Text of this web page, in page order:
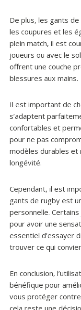
De plus, les gants
les coupures et les
plein match, il est
joueurs ou avec le
offrent une couche
blessures aux mains.
Il est important de
s’adaptent
confortables et
pour ne pas
modèles durables
longévité.
Cependant, il est
gants de rugby est
personnelle.
pour avoir une
essentiel d’essayer
trouver ce qui
En conclusion,
bénéfique pour
vous protéger
cela reste une